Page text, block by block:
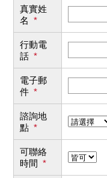
真實姓
名 *
行動電
話 *
電子郵
件 *
諮詢地
點 *
可聯絡
時間 *